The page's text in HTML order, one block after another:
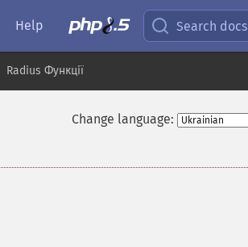
Help Search docs
Radius Функції
Change language: